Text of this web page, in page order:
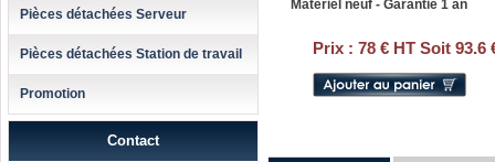
Pièces détachées Serveur
Pièces détachées Station de travail
Promotion
Contact
Materiel neuf - Garantie 1 an
Prix : 78 € HT Soit 93.6